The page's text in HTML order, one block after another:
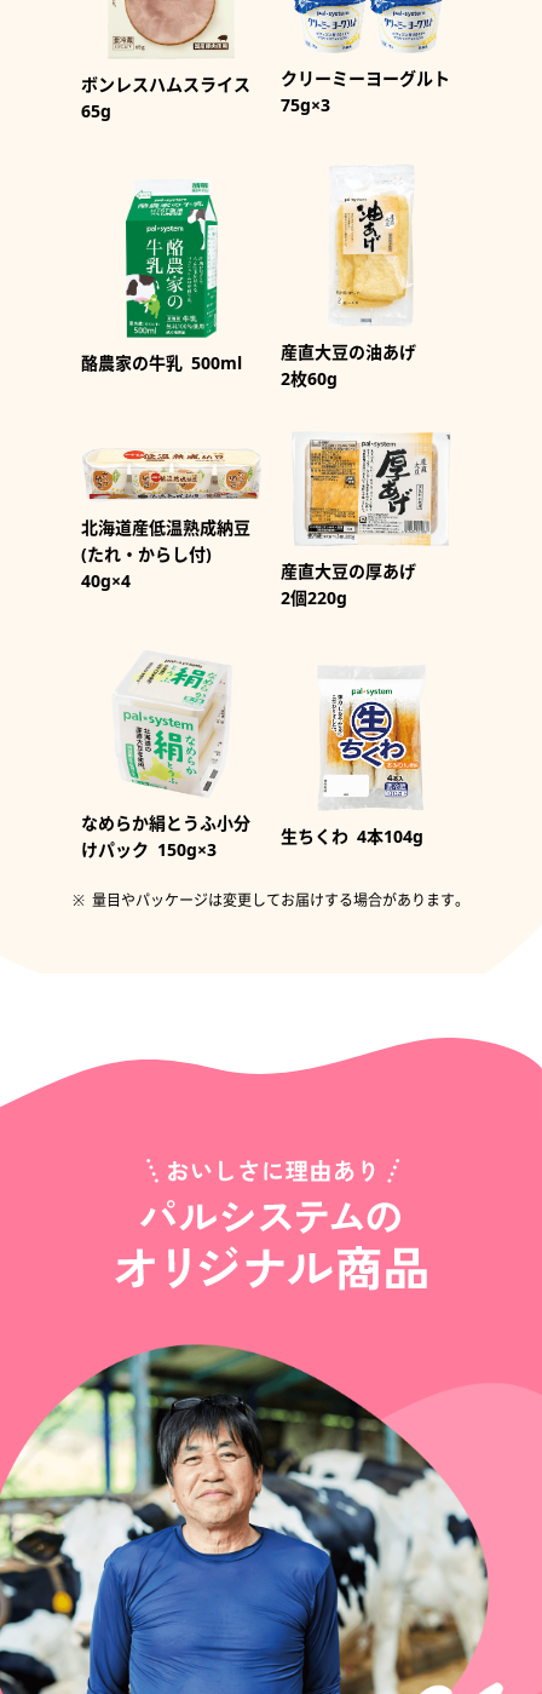
ボンレスハムスライス
65g
クリーミーヨーグルト
75g×3
酪農家の牛乳 500ml
産直大豆の油あげ
2枚60g
北海道産低温熟成納豆
(たれ・からし付)
40g×4
産直大豆の厚あげ
2個220g
なめらか絹とうふ小分
けパック 150g×3
生ちくわ 4本104g
量目やパッケージは変更してお届けする場合があります。